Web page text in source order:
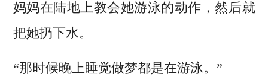
妈妈在陆地上教会她游泳的动作，然后就
把她扔下水。
“那时候晚上睡觉做梦都是在游泳。”